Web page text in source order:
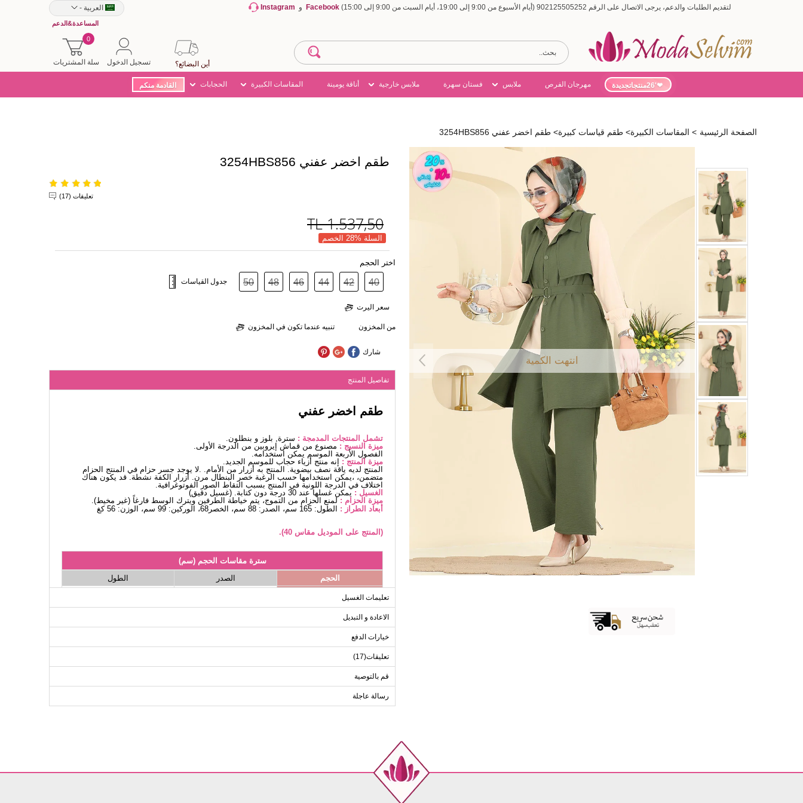
لتقديم الطلبات والدعم، يرجى الاتصال على الرقم 902125505252 (أيام الأسبوع من 9:00 إلى 19:00، أيام السبت من 9:00 إلى 15:00) Facebook و Instagram العربية -
المساعدة&الدعم
سلة المشتريات
0
تسجيل الدخول أين البضائع؟
'26منتجاتجديدة مهرجان الفرص ملابس فستان سهرة ملابس خارجية أناقة يومينة المقاسات الكبيرة الحجابات القادمة منكم
الصفحة الرئيسية > المقاسات الكبيرة> طقم قياسات كبيرة> طقم اخضر عفني 3254HBS856
انتهت الكمية
طقم اخضر عفني 3254HBS856
تعليقات (17)
1.537,50
TL
السلة %28 الخصم
اختر الحجم
40
42
44
46
48
50 جدول القياسات
سعر اليرت
من المخزون تنبيه عندما تكون في المخزون
شارك
تفاصيل المنتج
طقم اخضر عفني
تشمل المنتجات المدمجة : سترة, بلوز و بنطلون.
ميزة النسيج : مصنوع من قماش إيروبين من الدرجة الأولى.
الفصول الأربعة الموسم يمكن استخدامه.
ميزة المنتج : إنه منتج أزياء حجاب للموسم الجديد.
المنتج لديه ياقة نصف بيضوية. المنتج به أزرار من الأمام. .لا يوجد جسر حزام في المنتج الحزام
متضمن، ،يمكن استخدامها حسب الرغبة خصر البنطال مرن. أزرار الكفة نشطة. قد يكون هناك
اختلاف في الدرجة اللونية في المنتج بسبب التقاط الصور الفوتوغرافية.
الغسيل : يمكن غسلها عند 30 درجة دون كتابة. (غسيل دقيق)
ميزة الحزام : لمنع الحزام من التموج، يتم خياطة الطرفين ويترك الوسط فارغاً (غير مخيط).
أبعاد الطراز : الطول: 165 سم، الصدر: 88 سم، الخصر68، الوركين: 99 سم، الوزن: 56 كغ
(المنتج على الموديل مقاس 40).
سترة مقاسات الحجم (سم)
الحجم
الصدر
الطول
42
108
83
44
112
83
تعليمات الغسيل
الاعادة و التبديل
خيارات الدفع
تعليقات(17)
قم بالتوصية
رسالة عاجلة